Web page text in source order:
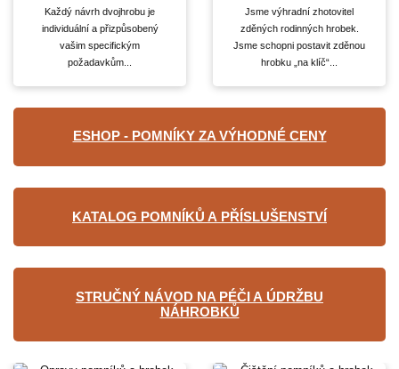
Každý návrh dvojhrobu je
individuální a přizpůsobený
vašim specifickým
požadavkům...
Jsme výhradní zhotovitel
zděných rodinných hrobek.
Jsme schopni postavit zděnou
hrobku „na klíč“...
ESHOP - POMNÍKY ZA VÝHODNÉ CENY
KATALOG POMNÍKŮ A PŘÍSLUŠENSTVÍ
STRUČNÝ NÁVOD NA PÉČI A ÚDRŽBU
NÁHROBKŮ